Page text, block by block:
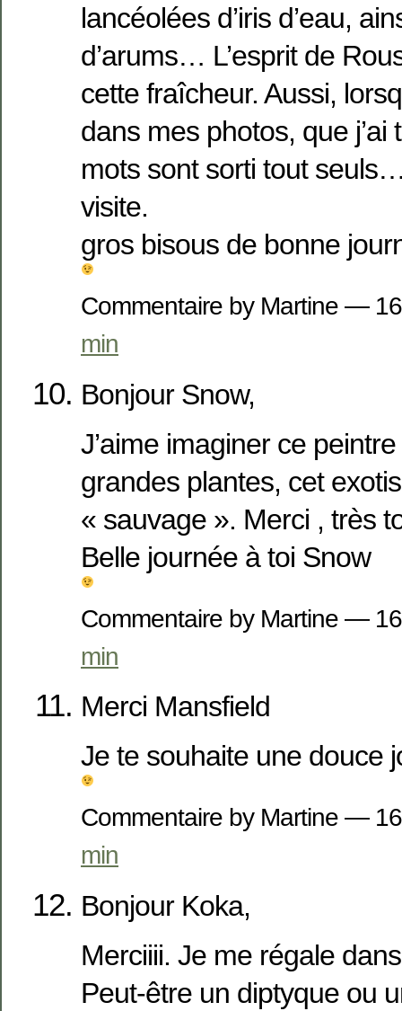
lancéolées d’iris d’eau,
d’arums… L’esprit de
cette fraîcheur. Aussi,
dans mes photos, que j’ai
mots sont sorti tout
visite.
gros bisous de bonne
Commentaire by Martine —
min
Bonjour Snow,
J’aime imaginer ce
grandes plantes, cet
« sauvage ». Merci , très
Belle journée à toi Snow
Commentaire by Martine —
min
Merci Mansfield
Je te souhaite une douce
Commentaire by Martine —
min
Bonjour Koka,
Merciiii. Je me régale
Peut-être un diptyque ou